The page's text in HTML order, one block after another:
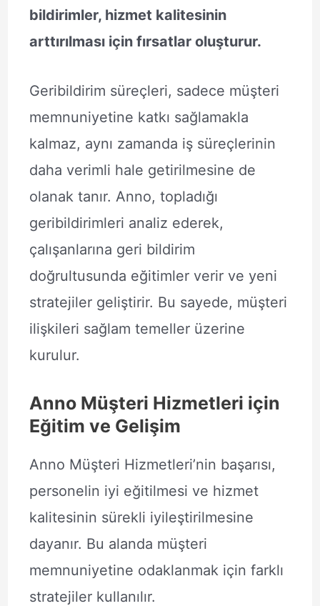
bildirimler, hizmet kalitesinin
arttırılması için fırsatlar oluşturur.
Geribildirim süreçleri, sadece müşteri
memnuniyetine katkı sağlamakla
kalmaz, aynı zamanda iş süreçlerinin
daha verimli hale getirilmesine de
olanak tanır. Anno, topladığı
geribildirimleri analiz ederek,
çalışanlarına geri bildirim
doğrultusunda eğitimler verir ve yeni
stratejiler geliştirir. Bu sayede, müşteri
ilişkileri sağlam temeller üzerine
kurulur.
Anno Müşteri Hizmetleri için
Eğitim ve Gelişim
Anno Müşteri Hizmetleri’nin başarısı,
personelin iyi eğitilmesi ve hizmet
kalitesinin sürekli iyileştirilmesine
dayanır. Bu alanda müşteri
memnuniyetine odaklanmak için farklı
stratejiler kullanılır.